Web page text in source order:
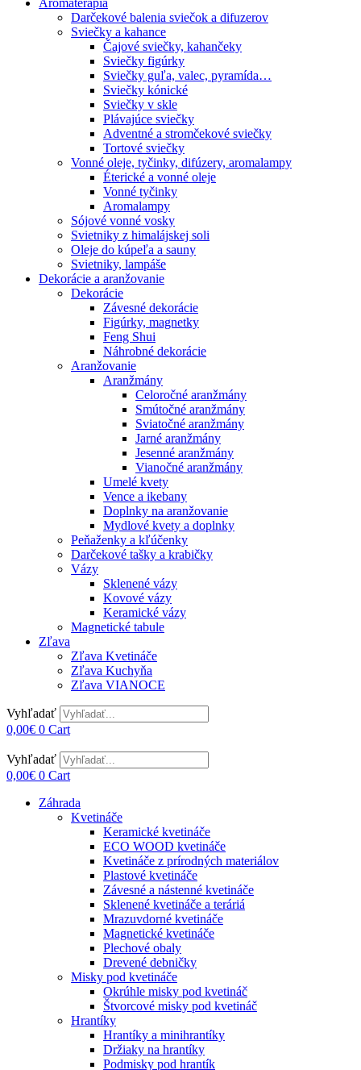
Aromaterapia
Darčekové balenia sviečok a difuzerov
Sviečky a kahance
Čajové sviečky, kahančeky
Sviečky figúrky
Sviečky guľa, valec, pyramída…
Sviečky kónické
Sviečky v skle
Plávajúce sviečky
Adventné a stromčekové sviečky
Tortové sviečky
Vonné oleje, tyčinky, difúzery, aromalampy
Éterické a vonné oleje
Vonné tyčinky
Aromalampy
Sójové vonné vosky
Svietniky z himalájskej soli
Oleje do kúpeľa a sauny
Svietniky, lampáše
Dekorácie a aranžovanie
Dekorácie
Závesné dekorácie
Figúrky, magnetky
Feng Shui
Náhrobné dekorácie
Aranžovanie
Aranžmány
Celoročné aranžmány
Smútočné aranžmány
Sviatočné aranžmány
Jarné aranžmány
Jesenné aranžmány
Vianočné aranžmány
Umelé kvety
Vence a ikebany
Doplnky na aranžovanie
Mydlové kvety a doplnky
Peňaženky a kľúčenky
Darčekové tašky a krabičky
Vázy
Sklenené vázy
Kovové vázy
Keramické vázy
Magnetické tabule
Zľava
Zľava Kvetináče
Zľava Kuchyňa
Zľava VIANOCE
Vyhľadať
0,00€ 0 Cart
Vyhľadať
0,00€ 0 Cart
Záhrada
Kvetináče
Keramické kvetináče
ECO WOOD kvetináče
Kvetináče z prírodných materiálov
Plastové kvetináče
Závesné a nástenné kvetináče
Sklenené kvetináče a teráriá
Mrazuvdorné kvetináče
Magnetické kvetináče
Plechové obaly
Drevené debničky
Misky pod kvetináče
Okrúhle misky pod kvetináč
Štvorcové misky pod kvetináč
Hrantíky
Hrantíky a minihrantíky
Držiaky na hrantíky
Podmisky pod hrantík